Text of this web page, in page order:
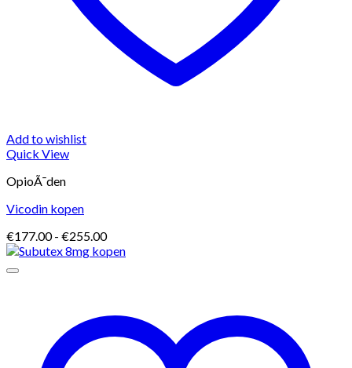
Add to wishlist
Quick View
OpioÃ¯den
Vicodin kopen
€177.00 - €255.00Prijsklasse:
€177.00